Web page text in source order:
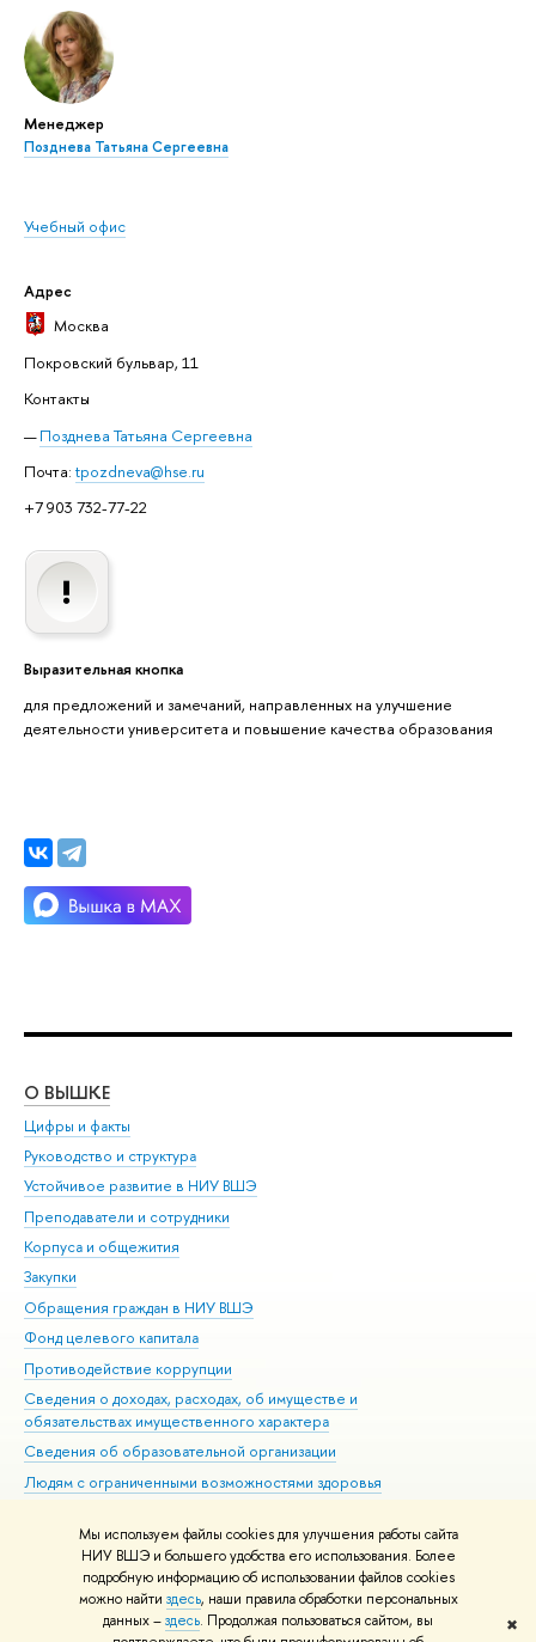
Мы используем файлы cookies для улучшения работы сайта
НИУ ВШЭ и большего удобства его использования. Более
подробную информацию об использовании файлов cookies
можно найти здесь, наши правила обработки персональных
данных –здесь. Продолжая пользоваться сайтом, вы
✖
Менеджер
Позднева Татьяна Сергеевна
Учебный офис
Адрес
Москва
Покровский бульвар, 11
Контакты
Позднева Татьяна Сергеевна
Почта: tpozdneva@hse.ru
+7 903 732-77-22
Выразительная кнопка
для предложений и замечаний, направленных на улучшение
деятельности университета и повышение качества образования
О ВЫШКЕ
Цифры и факты
Руководство и структура
Устойчивое развитие в НИУ ВШЭ
Преподаватели и сотрудники
Корпуса и общежития
Закупки
Обращения граждан в НИУ ВШЭ
Фонд целевого капитала
Противодействие коррупции
Сведения о доходах, расходах, об имуществе и
обязательствах имущественного характера
Сведения об образовательной организации
Людям с ограниченными возможностями здоровья
Работа в Вышке